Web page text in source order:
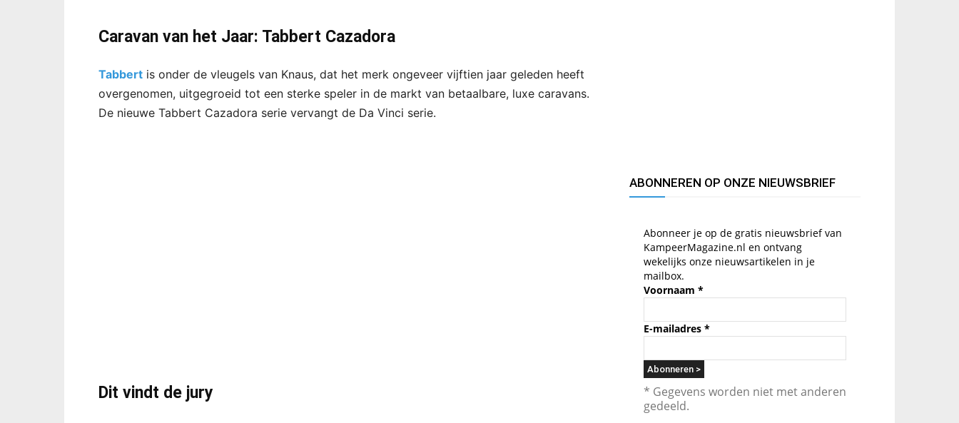
Caravan van het Jaar: Tabbert Cazadora
Tabbert is onder de vleugels van Knaus, dat het merk ongeveer vijftien jaar geleden heeft
overgenomen, uitgegroeid tot een sterke speler in de markt van betaalbare, luxe caravans.
De nieuwe Tabbert Cazadora serie vervangt de Da Vinci serie.
Dit vindt de jury
ABONNEREN OP ONZE NIEUWSBRIEF
Abonneer je op de gratis nieuwsbrief van
KampeerMagazine.nl en ontvang
wekelijks onze nieuwsartikelen in je
mailbox.
Voornaam *
E-mailadres *
* Gegevens worden niet met anderen
gedeeld.